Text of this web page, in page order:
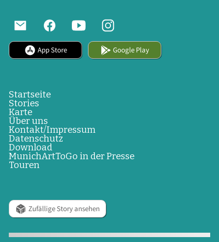
App Store Google Play
Startseite
Stories
Karte
Über uns
Kontakt/Impressum
Datenschutz
Download
MunichArtToGo in der Presse
Touren
Zufällige Story ansehen